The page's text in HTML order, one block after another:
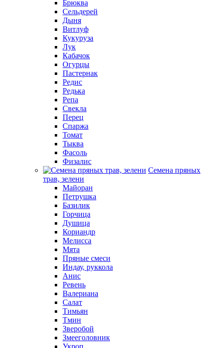
Брюква
Сельдерей
Дыня
Витлуф
Кукуруза
Лук
Кабачок
Огурцы
Пастернак
Редис
Редька
Репа
Свекла
Перец
Спаржа
Томат
Тыква
Фасоль
Физалис
Семена пряных
трав, зелени
Майоран
Петрушка
Базилик
Горчица
Душица
Кориандр
Мелисса
Мята
Пряные смеси
Индау, руккола
Анис
Ревень
Валериана
Салат
Тимьян
Тмин
Зверобой
Змееголовник